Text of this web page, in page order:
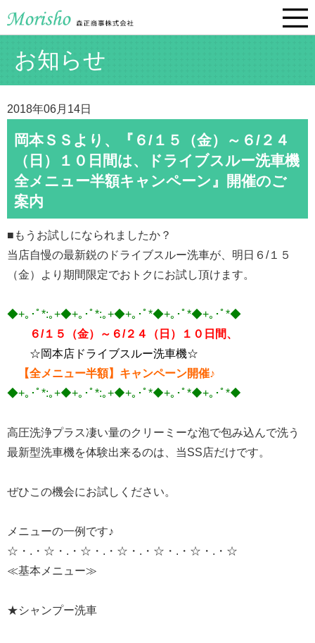
お知らせ
2018年06月14日
岡本ＳＳより、『６/１５（金）～６/２４
（日）１０日間は、ドライブスルー洗車機
全メニュー半額キャンペーン』開催のご
案内
■もうお試しになられましたか？
当店自慢の最新鋭のドライブスルー洗車が、明日６/１５
（金）より期間限定でおトクにお試し頂けます。
◆+｡･ﾟ*:｡+◆+｡･ﾟ*:｡+◆+｡･ﾟ*◆+｡･ﾟ*◆+｡･ﾟ*◆
６/１５（金）～６/２４（日）１０日間、
☆岡本店ドライブスルー洗車機☆
【全メニュー半額】キャンペーン開催♪
◆+｡･ﾟ*:｡+◆+｡･ﾟ*:｡+◆+｡･ﾟ*◆+｡･ﾟ*◆+｡･ﾟ*◆
高圧洗浄プラス凄い量のクリーミーな泡で包み込んで洗う
最新型洗車機を体験出来るのは、当SS店だけです。
ぜひこの機会にお試しください。
メニューの一例です♪
☆・.・☆・.・☆・.・☆・.・☆・.・☆・.・☆
≪基本メニュー≫
★シャンプー洗車